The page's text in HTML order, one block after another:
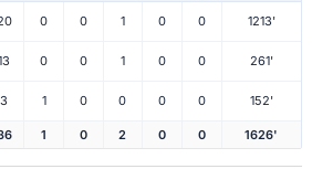
0 0 1 0 0 1213'
0 0 1 0 0 261'
3 1 0 0 0 0 152'
1 0 2 0 0 1626'